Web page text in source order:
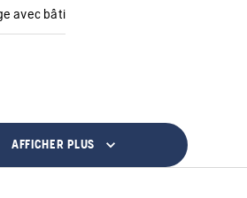
avec bâti
AFFICHER PLUS